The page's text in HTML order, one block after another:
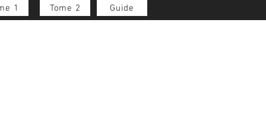
1 Tome 2 Guide